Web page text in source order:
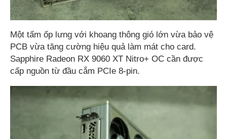
Một tấm ốp lưng với khoang thông gió lớn vừa bảo vệ
PCB vừa tăng cường hiệu quả làm mát cho card.
Sapphire Radeon RX 9060 XT Nitro+ OC cần được
cấp nguồn từ đầu cắm PCIe 8-pin.